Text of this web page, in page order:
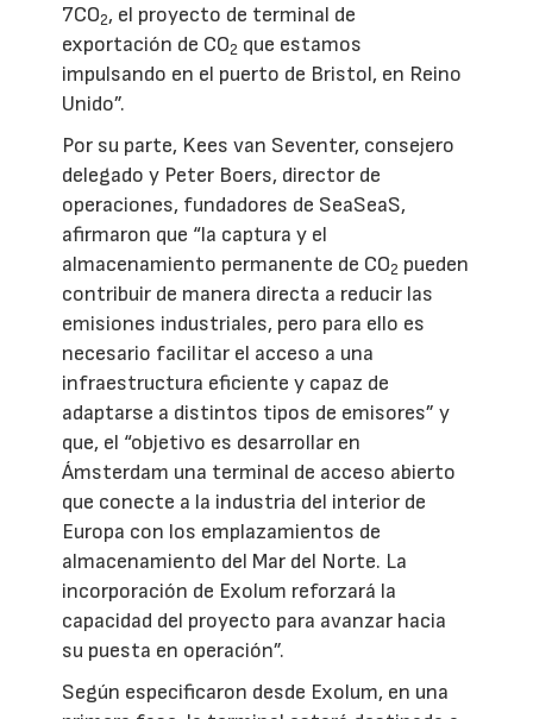
7CO2, el proyecto de terminal de
exportación de CO2 que estamos
impulsando en el puerto de Bristol, en Reino
Unido”.
Por su parte, Kees van Seventer, consejero
delegado y Peter Boers, director de
operaciones, fundadores de SeaSeaS,
afirmaron que “la captura y el
almacenamiento permanente de CO2 pueden
contribuir de manera directa a reducir las
emisiones industriales, pero para ello es
necesario facilitar el acceso a una
infraestructura eficiente y capaz de
adaptarse a distintos tipos de emisores” y
que, el “objetivo es desarrollar en
Ámsterdam una terminal de acceso abierto
que conecte a la industria del interior de
Europa con los emplazamientos de
almacenamiento del Mar del Norte. La
incorporación de Exolum reforzará la
capacidad del proyecto para avanzar hacia
su puesta en operación”.
Según especificaron desde Exolum, en una